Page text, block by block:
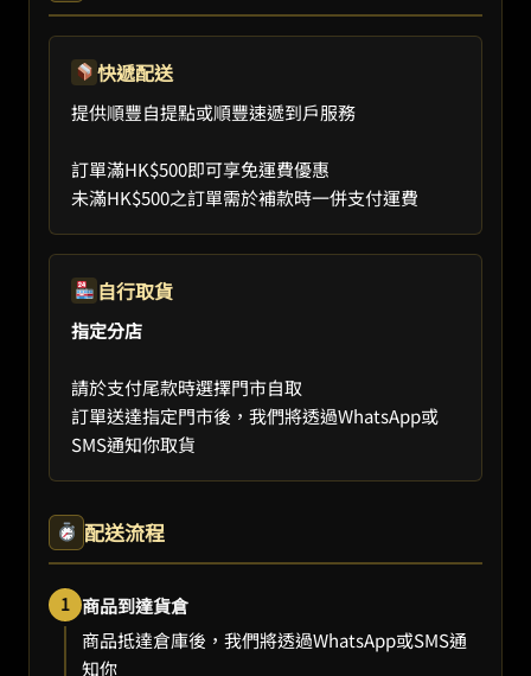
快遞配送
提供順豐自提點或順豐速遞到戶服務
訂單滿HK$500即可享免運費優惠
未滿HK$500之訂單需於補款時一併支付運費
自行取貨
指定分店
請於支付尾款時選擇門市自取
訂單送達指定門市後，我們將透過WhatsApp或
SMS通知你取貨
配送流程
1 商品到達貨倉
商品抵達倉庫後，我們將透過WhatsApp或SMS通
知你